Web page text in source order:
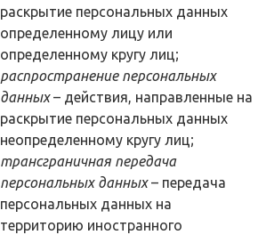
раскрытие персональных данных
определенному лицу или
определенному кругу лиц;
распространение персональных
данных– действия, направленные на
раскрытие персональных данных
неопределенному кругу лиц;
трансграничная передача
персональных данных– передача
персональных данных на
территорию иностранного